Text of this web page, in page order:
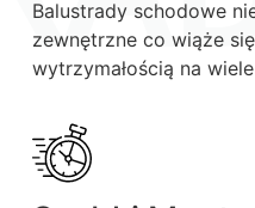
Balustrady schodowe
zewnętrzne co wiąże
wytrzymałością na